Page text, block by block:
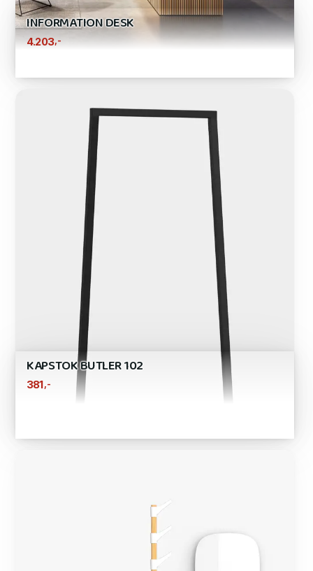
INFORMATION DESK
4.203,-
KAPSTOK BUTLER 102
381 ,-